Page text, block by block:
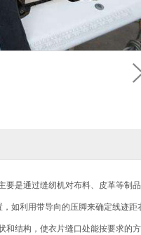
要是通过缝纫机对布料、皮革等制
如利用带导向的压脚来确定线迹
和结构，使衣片缝口处能按要求的